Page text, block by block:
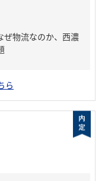
ぜ物流なのか、西濃
ら